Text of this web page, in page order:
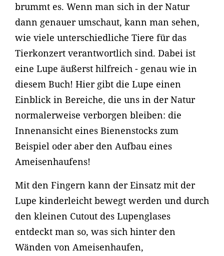
brummt es. Wenn man sich in der Natur
dann genauer umschaut, kann man sehen,
wie viele unterschiedliche Tiere für das
Tierkonzert verantwortlich sind. Dabei ist
eine Lupe äußerst hilfreich - genau wie in
diesem Buch! Hier gibt die Lupe einen
Einblick in Bereiche, die uns in der Natur
normalerweise verborgen bleiben: die
Innenansicht eines Bienenstocks zum
Beispiel oder aber den Aufbau eines
Ameisenhaufens!
Mit den Fingern kann der Einsatz mit der
Lupe kinderleicht bewegt werden und durch
den kleinen Cutout des Lupenglases
entdeckt man so, was sich hinter den
Wänden von Ameisenhaufen,